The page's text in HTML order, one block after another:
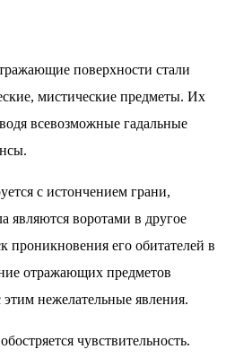
поверхности стали
мистические предметы. Их
всевозможные гадальные
с истончением грани,
являются воротами в другое
проникновения его обитателей в
отражающих предметов
нежелательные явления.
чувствительность.